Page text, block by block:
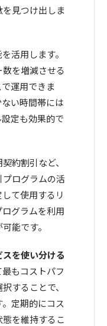
見つけ出しま
活用します。
を増減させる
運用できま
い時間帯には
定も効果的で
約割引など、
ログラムの活
て使用するリ
グラムを利用
能です。
を使い分ける
もコストパフ
することで、
定期的にコス
を維持するこ